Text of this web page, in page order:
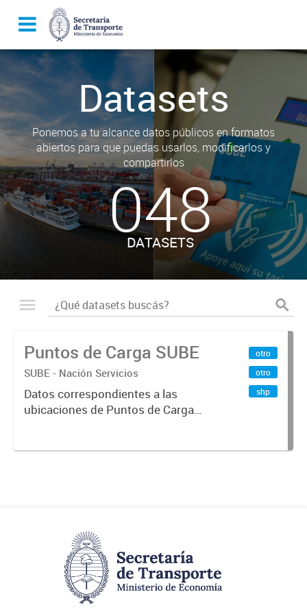
Datasets
Ponemos a tu alcance datos públicos en formatos
abiertos para que puedas usarlos, modificarlos y
compartirlos
048
DATASETS
Puntos de Carga SUBE
SUBE - Nación Servicios
Datos correspondientes a las
ubicaciones de Puntos de Carga
otro
otro
shp